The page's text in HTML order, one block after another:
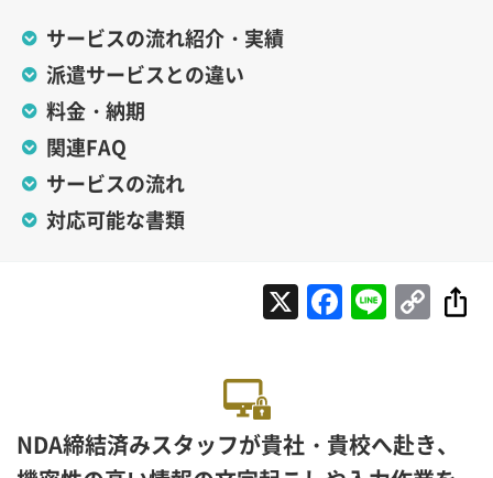
サービスの流れ紹介・実績
派遣サービスとの違い
料金・納期
関連FAQ
サービスの流れ
対応可能な書類
X Line
NDA締結済みスタッフが貴社・貴校へ赴き、